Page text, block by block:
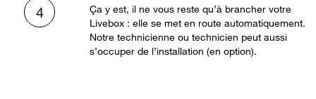
4
Ça y est, il ne vous reste qu’à brancher votre
Livebox : elle se met en route automatiquement.
Notre technicienne ou technicien peut aussi
s’occuper de l’installation (en option).